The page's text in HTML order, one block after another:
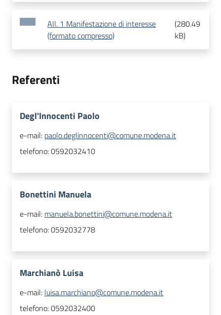
All. 1 Manifestazione di interesse
(formato compresso)
(280.49
kB)
Referenti
Degl'Innocenti Paolo
e-mail: paolo.deglinnocenti@comune.modena.it
telefono:0592032410
Bonettini Manuela
e-mail: manuela.bonettini@comune.modena.it
telefono:0592032778
Marchianò Luisa
e-mail: luisa.marchiano@comune.modena.it
telefono:0592032400